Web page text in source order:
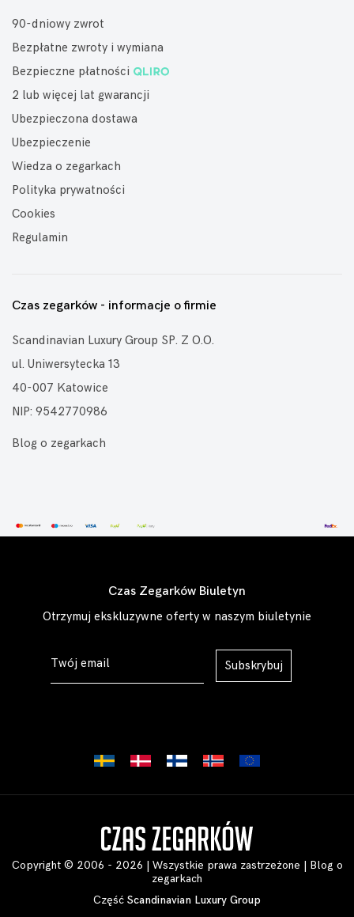
90-dniowy zwrot
Bezpłatne zwroty i wymiana
Bezpieczne płatności
2 lub więcej lat gwarancji
Ubezpieczona dostawa
Ubezpieczenie
Wiedza o zegarkach
Polityka prywatności
Cookies
Regulamin
Czas zegarków - informacje o firmie
Scandinavian Luxury Group SP. Z O.O.
ul. Uniwersytecka 13
40-007 Katowice
NIP: 9542770986
Blog o zegarkach
Czas Zegarków Biuletyn
Otrzymuj ekskluzywne oferty w naszym biuletynie
Subskrybuj
Copyright © 2006 - 2026 | Wszystkie prawa zastrzeżone | Blog o
zegarkach
Część Scandinavian Luxury Group